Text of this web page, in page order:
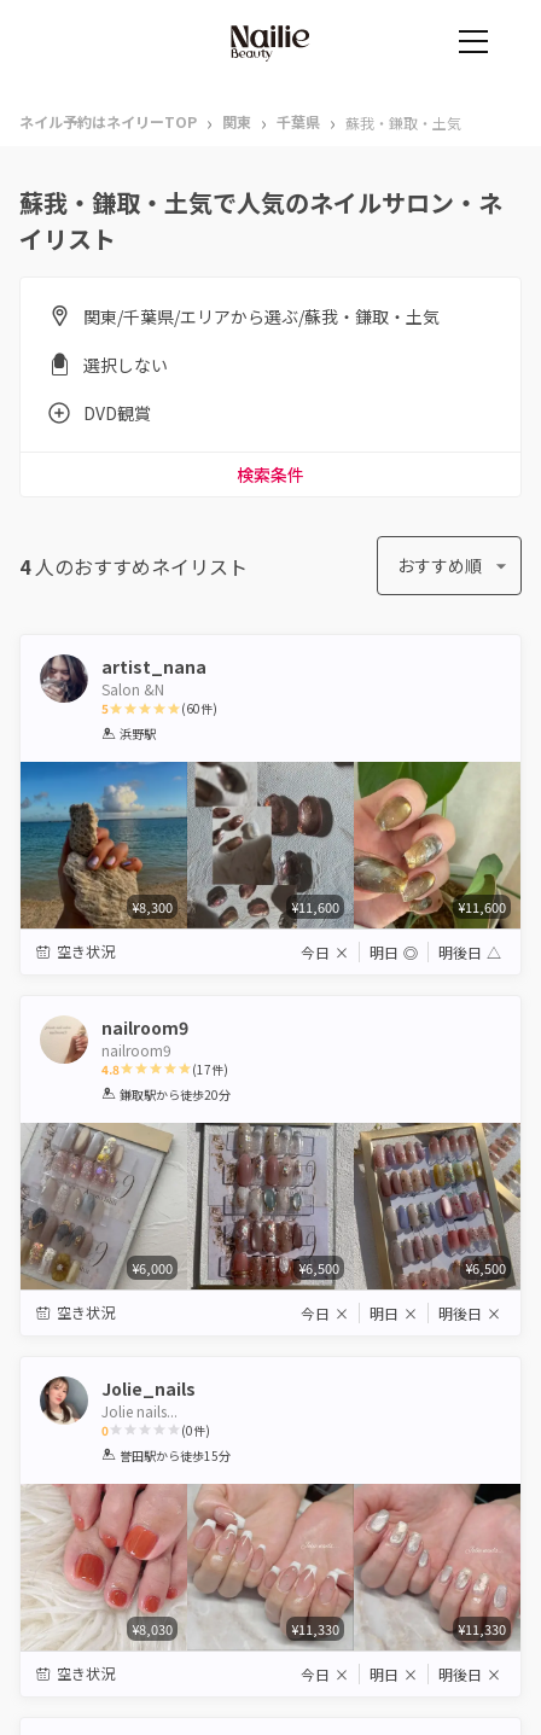
ネイル予約はネイリーTOP › 関東 › 千葉県 › 蘇我・鎌取・土気
蘇我・鎌取・土気で人気のネイルサロン・ネ
イリスト
関東/千葉県/エリアから選ぶ/蘇我・鎌取・土気
選択しない
DVD観賞
検索条件
4人のおすすめネイリスト おすすめ順
artist_nana
Salon &N
5
1 2 3 4
(60件)
浜野駅
¥8,300 ¥11,600 ¥11,600
空き状況 今日 × 明日 ◎ 明後日 △
nailroom9
nailroom9
4.8
1 2 3 4 5
(17件)
鎌取駅から徒歩20分
¥6,000 ¥6,500 ¥6,500
空き状況 今日 × 明日 × 明後日 ×
Jolie_nails
Jolie nails...
0
1 2 3 4 5
(0件)
誉田駅から徒歩15分
¥8,030 ¥11,330 ¥11,330
空き状況 今日 × 明日 × 明後日 ×